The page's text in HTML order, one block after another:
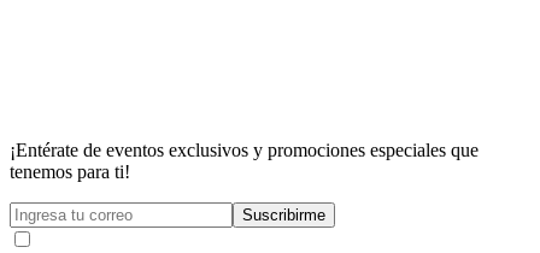
¡Entérate de eventos exclusivos y promociones especiales que
tenemos para ti!
Suscribirme